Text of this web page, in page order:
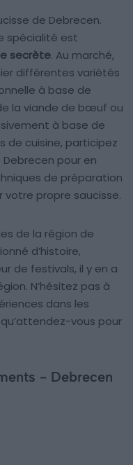
de Debrecen.
spécialité est
secrète. Au marché,
différentes variétés
à base de
la viande de bœuf ou
à base de
de cuisine, participez
pour en
de préparation
propre saucisse.
de la région de
d’histoire,
de festivals, il y en a
N’hésitez pas à
dans les
vous pour
- Debrecen